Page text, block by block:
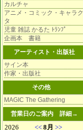
カルチャ
アニメ・コミック・キャラク
タ
児童 雑誌 かるた ﾄﾗﾝﾌﾟ
企画本 書籍
アーティスト・出版社
サイン本
作家・出版社
その他
MAGIC The Gathering
営業日のご案内 詳細→